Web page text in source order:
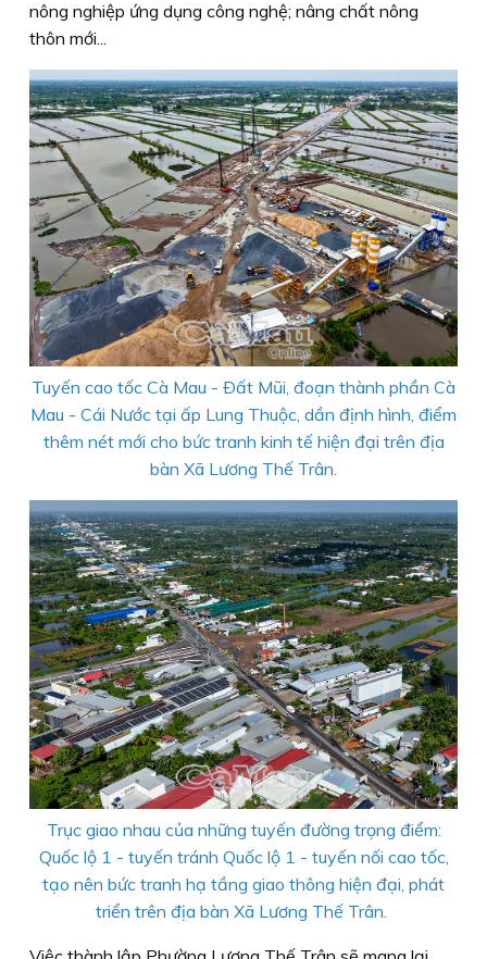
nông nghiệp ứng dụng công nghệ; nâng chất nông
thôn mới...
Tuyến cao tốc Cà Mau - Ðất Mũi, đoạn thành phần Cà
Mau - Cái Nước tại ấp Lung Thuộc, dần định hình, điểm
thêm nét mới cho bức tranh kinh tế hiện đại trên địa
bàn Xã Lương Thế Trân.
Trục giao nhau của những tuyến đường trọng điểm:
Quốc lộ 1 - tuyến tránh Quốc lộ 1 - tuyến nối cao tốc,
tạo nên bức tranh hạ tầng giao thông hiện đại, phát
triển trên địa bàn Xã Lương Thế Trân.